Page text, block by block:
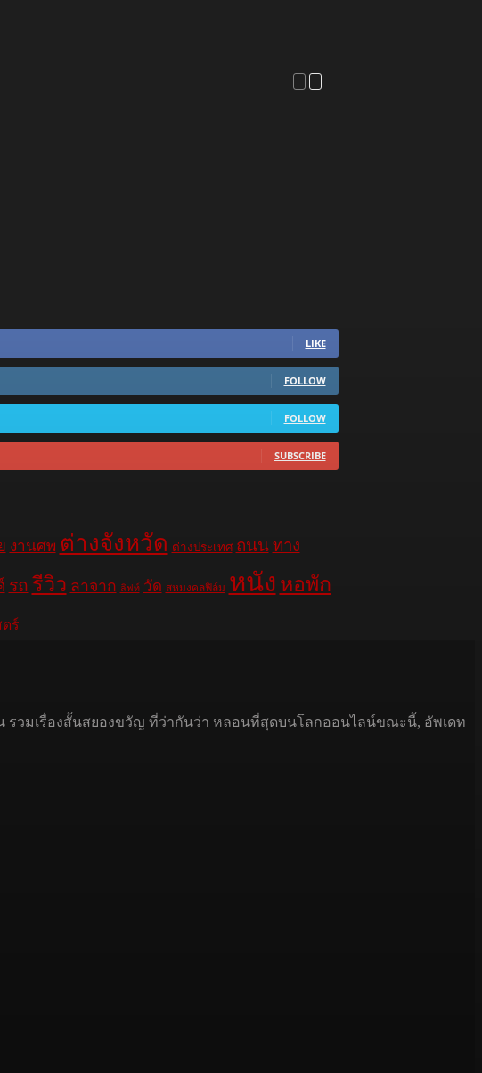
LIKE
FOLLOW
FOLLOW
SUBSCRIBE
งานศพ ต่างจังหวัด ต่างประเทศ ถนน ทาง
รถ รีวิว ลาจาก ลิฟท์ วัด สหมงคลฟิล์ม หนัง หอพัก
ร์
รวมเรื่องสั้นสยองขวัญ ที่ว่ากันว่า หลอนที่สุดบนโลกออนไลน์ขณะนี้, อัพเดท